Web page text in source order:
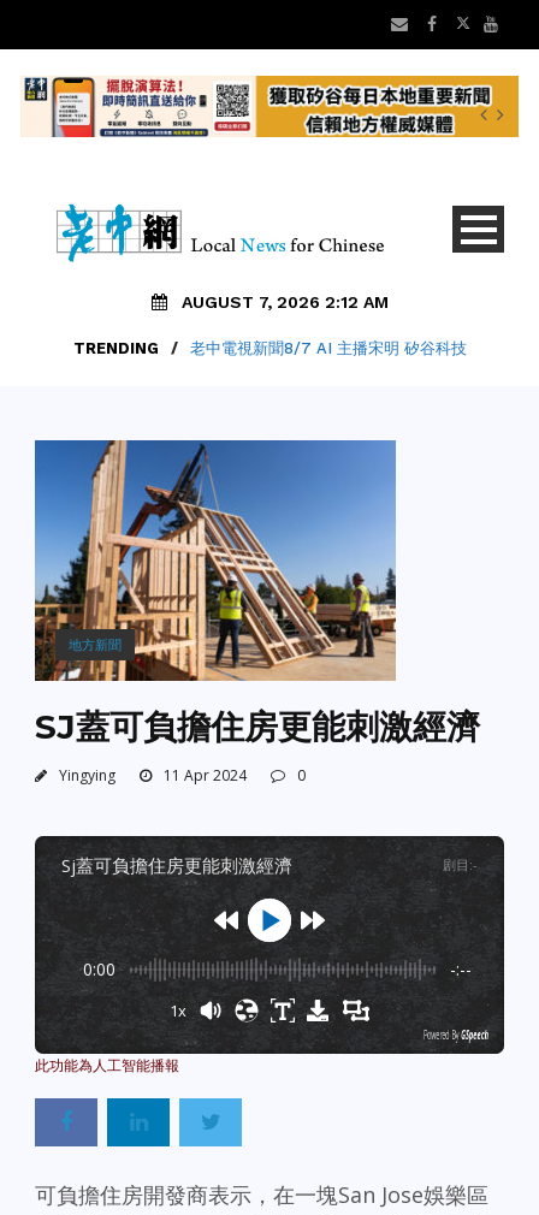
AUGUST 7, 2026 2:12 AM
TRENDING / 老中電視新聞8/7 AI 主播宋明 矽谷科技
地方新聞
SJ蓋可負擔住房更能刺激經濟
Yingying 11 Apr 2024 0
sj蓋可負擔住房更能刺激經濟 剧目 :-
0:00 -:--
1x
Powered By GSpeech
可負擔住房開發商表示，在一塊San Jose娛樂區